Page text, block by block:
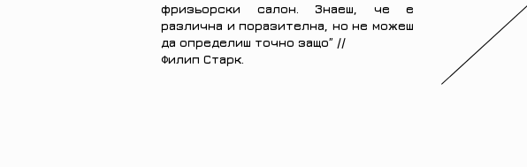
фризьорски салон. Знаеш, че е
различна и поразителна, но не можеш
да определиш точно защо” //
Филип Старк.